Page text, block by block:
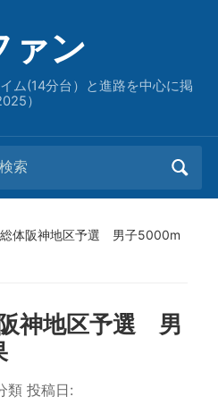
ァン
ム(14分台）と進路を中心に掲
）
Search
体阪神地区予選 男子5000m
神地区予選 男
類投稿日: